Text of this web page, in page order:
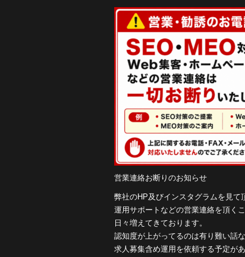
営業連絡お断りのお知らせ
弊社のHP及びインスタグラムを見て
運用サポートなどの営業連絡を頂く
日々増えてきております。
認知度が上がってるのは有り難い話
求人募集含め運用を依頼する予定が